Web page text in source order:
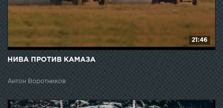
21:46
НИВА ПРОТИВ КАМАЗА
Антон Воротников